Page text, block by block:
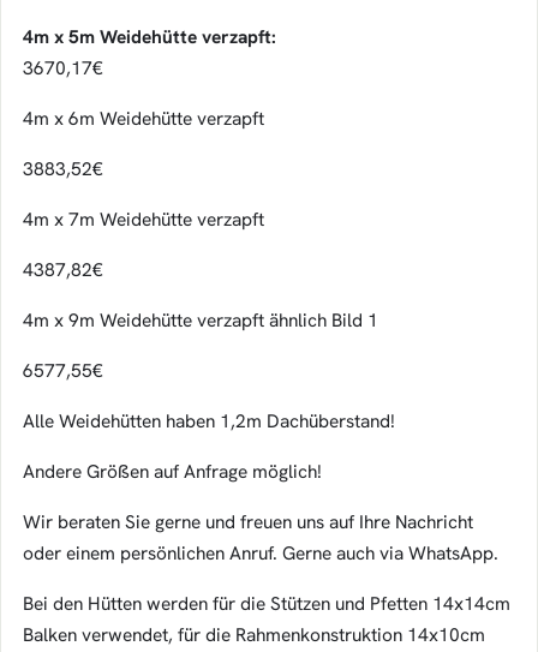
4m x 5m Weidehütte verzapft:
3670,17€
4m x 6m Weidehütte verzapft
3883,52€
4m x 7m Weidehütte verzapft
4387,82€
4m x 9m Weidehütte verzapft ähnlich Bild 1
6577,55€
Alle Weidehütten haben 1,2m Dachüberstand!
Andere Größen auf Anfrage möglich!
Wir beraten Sie gerne und freuen uns auf Ihre Nachricht
oder einem persönlichen Anruf. Gerne auch via WhatsApp.
Bei den Hütten werden für die Stützen und Pfetten 14x14cm
Balken verwendet, für die Rahmenkonstruktion 14x10cm